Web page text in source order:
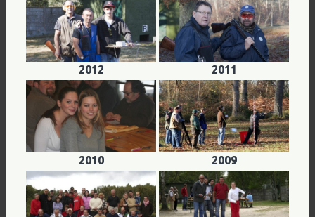
2012 2011
2010 2009